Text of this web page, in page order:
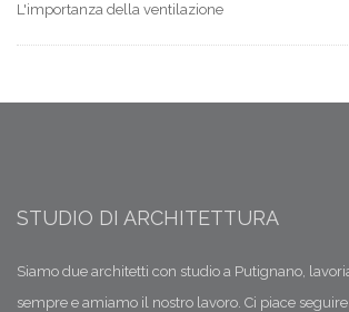
L'importanza della ventilazione
Linee guida del PPTR Puglia
Progettare la Luce Naturale
STUDIO DI ARCHITETTURA
Siamo due architetti con studio a Putignano,
sempre e amiamo il nostro lavoro. Ci piace